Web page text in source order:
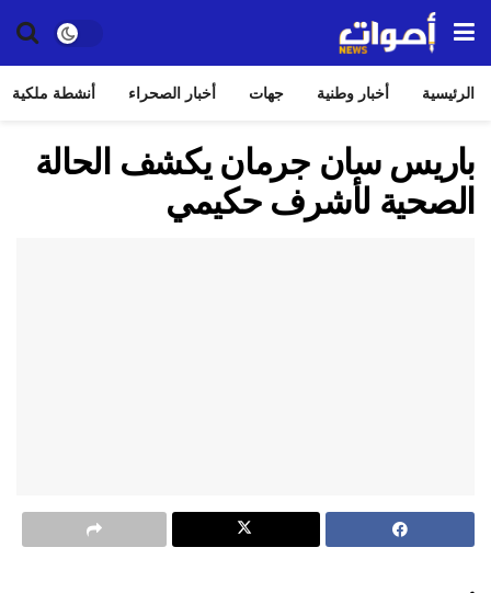
الرئيسية أخبار وطنية جهات أخبار الصحراء أنشطة ملكية
باريس سان جرمان يكشف الحالة
الصحية لأشرف حكيمي